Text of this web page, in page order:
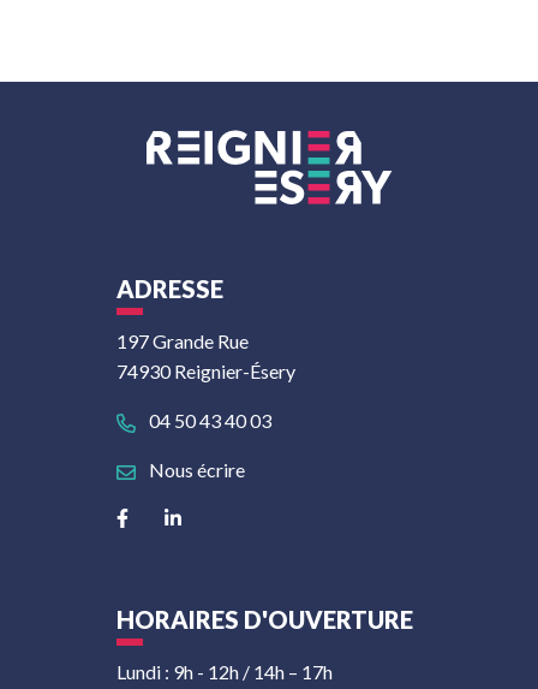
ADRESSE
197 Grande Rue
74930 Reignier-Ésery
04 50 43 40 03
Nous écrire
Lien vers le compte Facebook
Lien vers le compte Linkedin
HORAIRES D'OUVERTURE
Lundi : 9h - 12h / 14h – 17h